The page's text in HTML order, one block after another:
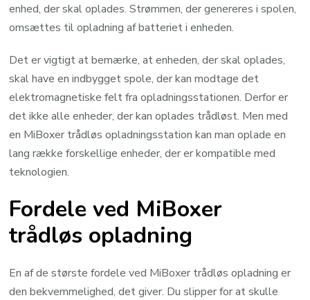
enhed, der skal oplades. Strømmen, der genereres i spolen,
omsættes til opladning af batteriet i enheden.
Det er vigtigt at bemærke, at enheden, der skal oplades,
skal have en indbygget spole, der kan modtage det
elektromagnetiske felt fra opladningsstationen. Derfor er
det ikke alle enheder, der kan oplades trådløst. Men med
en MiBoxer trådløs opladningsstation kan man oplade en
lang række forskellige enheder, der er kompatible med
teknologien.
Fordele ved MiBoxer
trådløs opladning
En af de største fordele ved MiBoxer trådløs opladning er
den bekvemmelighed, det giver. Du slipper for at skulle